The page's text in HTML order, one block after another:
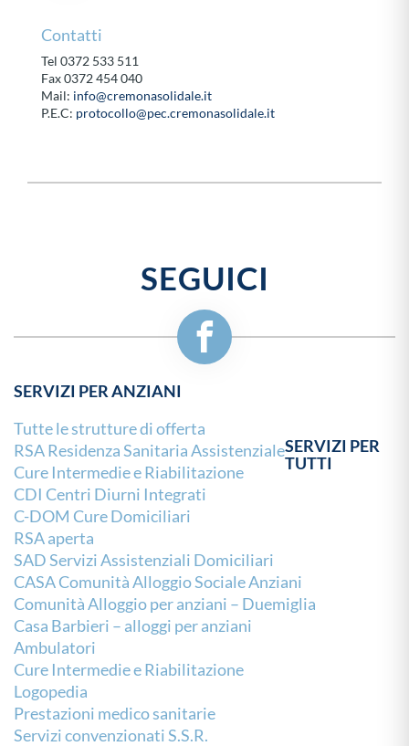
Contatti
Tel 0372 533 511
Fax 0372 454 040
Mail: info@cremonasolidale.it
P.E.C: protocollo@pec.cremonasolidale.it
SEGUICI
SERVIZI PER ANZIANI
Tutte le strutture di offerta
RSA Residenza Sanitaria Assistenziale
Cure Intermedie e Riabilitazione
CDI Centri Diurni Integrati
C-DOM Cure Domiciliari
RSA aperta
SAD Servizi Assistenziali Domiciliari
CASA Comunità Alloggio Sociale Anziani
Comunità Alloggio per anziani – Duemiglia
Casa Barbieri – alloggi per anziani
SERVIZI PER
TUTTI
Ambulatori
Cure Intermedie e Riabilitazione
Logopedia
Prestazioni medico sanitarie
Servizi convenzionati S.S.R.